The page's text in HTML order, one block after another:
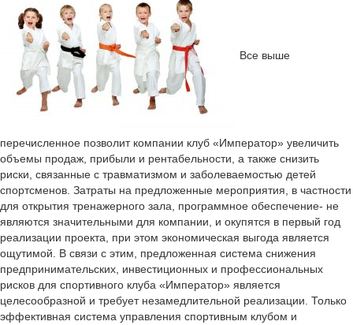
Все выше
перечисленное позволит компании клуб «Император» увеличить
объемы продаж, прибыли и рентабельности, а также снизить
риски, связанные с травматизмом и заболеваемостью детей
спортсменов. Затраты на предложенные мероприятия, в частности
для открытия тренажерного зала, программное обеспечение- не
являются значительными для компании, и окупятся в первый год
реализации проекта, при этом экономическая выгода является
ощутимой. В связи с этим, предложенная система снижения
предпринимательских, инвестиционных и профессиональных
рисков для спортивного клуба «Император» является
целесообразной и требует незамедлительной реализации. Только
эффективная система управления спортивным клубом и